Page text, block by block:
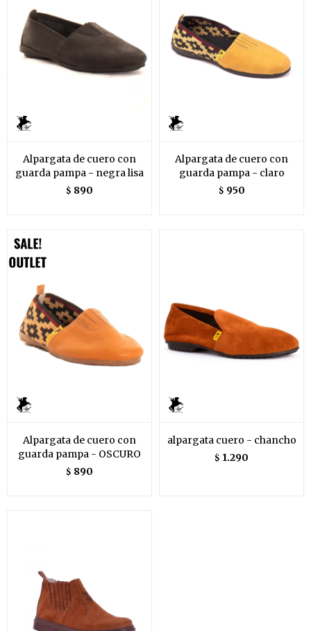
Alpargata de cuero con
guarda pampa - negra lisa
$ 890
Alpargata de cuero con
guarda pampa - claro
$ 950
Alpargata de cuero con
guarda pampa - OSCURO
$ 890
alpargata cuero - chancho
$ 1.290